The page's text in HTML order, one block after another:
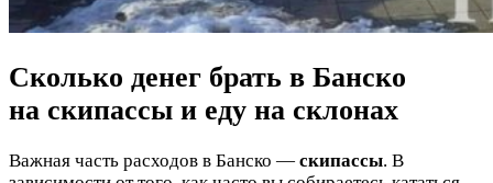
Сколько денег брать в Банско
на скипассы и еду на склонах
Важная часть расходов в Банско — скипассы. В